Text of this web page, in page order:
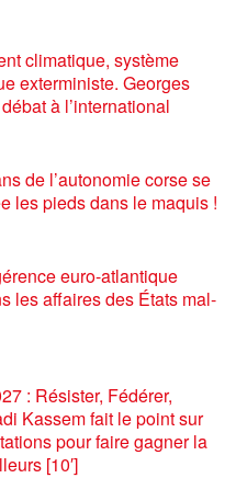
climatique, système
exterministe. Georges
à l’international
de l’autonomie corse se
les pieds dans le maquis !
euro-atlantique
les affaires des États mal-
: Résister, Fédérer,
Kassem fait le point sur
pour faire gagner la
[10′]